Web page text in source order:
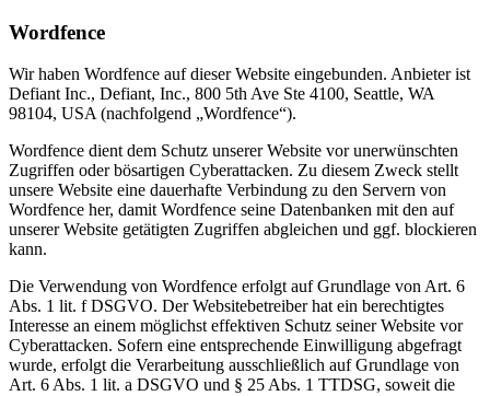
Wordfence
Wir haben Wordfence auf dieser Website eingebunden. Anbieter ist
Defiant Inc., Defiant, Inc., 800 5th Ave Ste 4100, Seattle, WA
98104, USA (nachfolgend „Wordfence“).
Wordfence dient dem Schutz unserer Website vor unerwünschten
Zugriffen oder bösartigen Cyberattacken. Zu diesem Zweck stellt
unsere Website eine dauerhafte Verbindung zu den Servern von
Wordfence her, damit Wordfence seine Datenbanken mit den auf
unserer Website getätigten Zugriffen abgleichen und ggf. blockieren
kann.
Die Verwendung von Wordfence erfolgt auf Grundlage von Art. 6
Abs. 1 lit. f DSGVO. Der Websitebetreiber hat ein berechtigtes
Interesse an einem möglichst effektiven Schutz seiner Website vor
Cyberattacken. Sofern eine entsprechende Einwilligung abgefragt
wurde, erfolgt die Verarbeitung ausschließlich auf Grundlage von
Art. 6 Abs. 1 lit. a DSGVO und § 25 Abs. 1 TTDSG, soweit die